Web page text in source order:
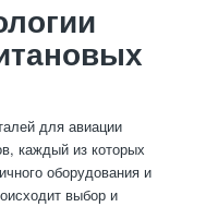
для авиации
каждый из которых
оборудования и
выбор и